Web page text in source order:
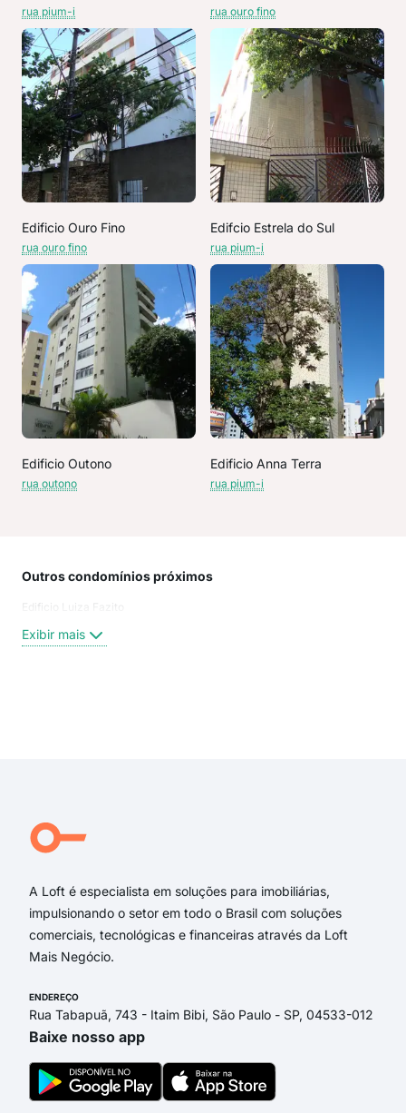
rua pium-i rua ouro fino
Edificio Ouro Fino
rua ouro fino
Edifcio Estrela do Sul
rua pium-i
Edificio Outono
rua outono
Edificio Anna Terra
rua pium-i
Outros condomínios próximos
Edificio Luiza Fazito
Exibir mais
A Loft é especialista em soluções para imobiliárias,
impulsionando o setor em todo o Brasil com soluções
comerciais, tecnológicas e financeiras através da Loft
Mais Negócio.
ENDEREÇO
Rua Tabapuã, 743 - Itaim Bibi, São Paulo - SP, 04533-012
Baixe nosso app